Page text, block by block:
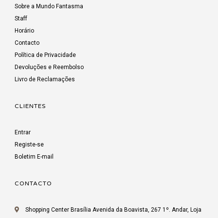
Sobre a Mundo Fantasma
Staff
Horário
Contacto
Política de Privacidade
Devoluções e Reembolso
Livro de Reclamações
CLIENTES
Entrar
Registe-se
Boletim E-mail
CONTACTO
Shopping Center Brasília Avenida da Boavista, 267 1º. Andar, Loja